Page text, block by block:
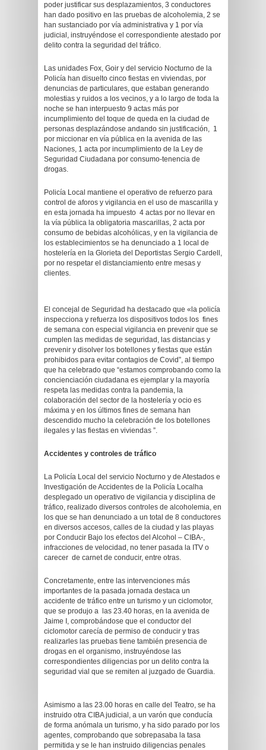
poder justificar sus desplazamientos, 3 conductores
han dado positivo en las pruebas de alcoholemia, 2 se
han sustanciado por vía administrativa y 1 por vía
judicial, instruyéndose el correspondiente atestado por
delito contra la seguridad del tráfico.
Las unidades Fox, Goir y del servicio Nocturno de la
Policía han disuelto cinco fiestas en viviendas, por
denuncias de particulares, que estaban generando
molestias y ruidos a los vecinos, y a lo largo de toda la
noche se han interpuesto 9 actas más por
incumplimiento del toque de queda en la ciudad de
personas desplazándose andando sin justificación, 1
por miccionar en vía pública en la avenida de las
Naciones, 1 acta por incumplimiento de la Ley de
Seguridad Ciudadana por consumo-tenencia de
drogas.
Policía Local mantiene el operativo de refuerzo para
control de aforos y vigilancia en el uso de mascarilla y
en esta jornada ha impuesto 4 actas por no llevar en
la vía pública la obligatoria mascarillas, 2 acta por
consumo de bebidas alcohólicas, y en la vigilancia de
los establecimientos se ha denunciado a 1 local de
hostelería en la Glorieta del Deportistas Sergio Cardell,
por no respetar el distanciamiento entre mesas y
clientes.
El concejal de Seguridad ha destacado que «la policía
inspecciona y refuerza los dispositivos todos los fines
de semana con especial vigilancia en prevenir que se
cumplen las medidas de seguridad, las distancias y
prevenir y disolver los botellones y fiestas que están
prohibidos para evitar contagios de Covid”, al tiempo
que ha celebrado que “estamos comprobando como la
concienciación ciudadana es ejemplar y la mayoría
respeta las medidas contra la pandemia, la
colaboración del sector de la hostelería y ocio es
máxima y en los últimos fines de semana han
descendido mucho la celebración de los botellones
ilegales y las fiestas en viviendas ”.
Accidentes y controles de tráfico
La Policía Local del servicio Nocturno y de Atestados e
Investigación de Accidentes de la Policía Localha
desplegado un operativo de vigilancia y disciplina de
tráfico, realizado diversos controles de alcoholemia, en
los que se han denunciado a un total de 8 conductores
en diversos accesos, calles de la ciudad y las playas
por Conducir Bajo los efectos del Alcohol – CIBA-,
infracciones de velocidad, no tener pasada la ITV o
carecer de carnet de conducir, entre otras.
Concretamente, entre las intervenciones más
importantes de la pasada jornada destaca un
accidente de tráfico entre un turismo y un ciclomotor,
que se produjo a las 23.40 horas, en la avenida de
Jaime I, comprobándose que el conductor del
ciclomotor carecía de permiso de conducir y tras
realizarles las pruebas tiene también presencia de
drogas en el organismo, instruyéndose las
correspondientes diligencias por un delito contra la
seguridad vial que se remiten al juzgado de Guardia.
Asimismo a las 23.00 horas en calle del Teatro, se ha
instruido otra CIBA judicial, a un varón que conducía
de forma anómala un turismo, y ha sido parado por los
agentes, comprobando que sobrepasaba la tasa
permitida y se le han instruido diligencias penales